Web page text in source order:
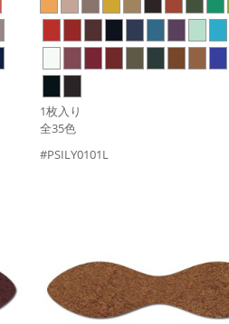
1枚入り
全35色
#PSILY0101L